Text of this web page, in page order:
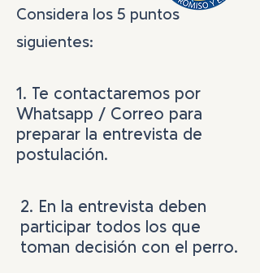
Considera los 5 puntos
siguientes:
1. Te contactaremos por
Whatsapp / Correo para
preparar la entrevista de
postulación.
2. En la entrevista deben
participar todos los que
toman decisión con el perro.